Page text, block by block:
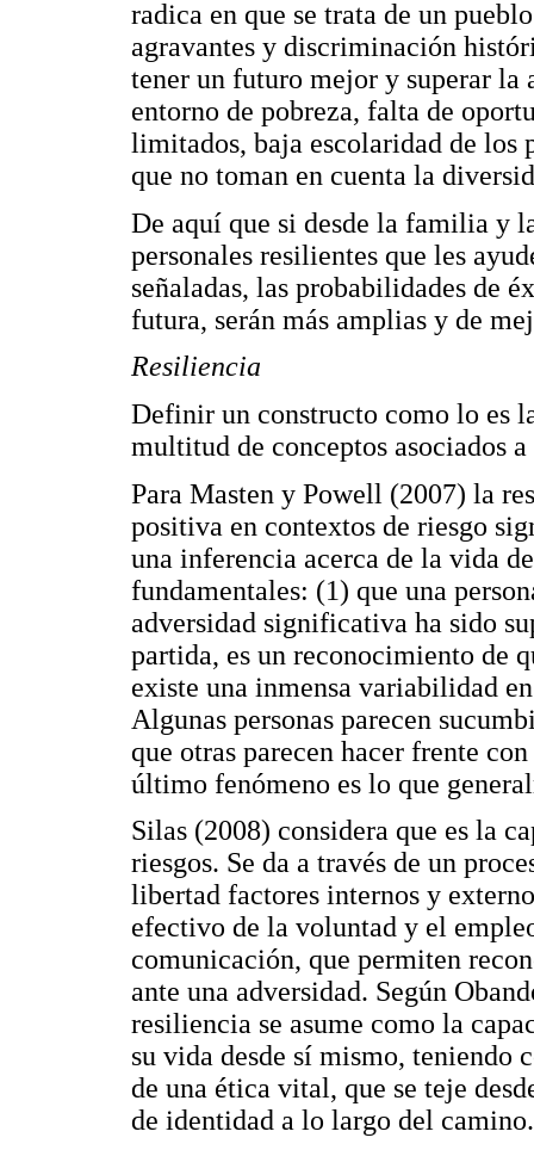
radica en que se trata de un
agravantes y discriminación
tener un futuro mejor y superar la
entorno de pobreza, falta de
limitados, baja escolaridad de los
que no toman en cuenta la
De aquí que si desde la familia y
personales resilientes que les
señaladas, las probabilidades de
futura, serán más amplias y de
Resiliencia
Definir un constructo como lo es
multitud de conceptos asociados
Para Masten y Powell (2007) la
positiva en contextos de riesgo
una inferencia acerca de la vida
fundamentales: (1) que una
adversidad significativa ha sido
partida, es un reconocimiento de
existe una inmensa variabilidad
Algunas personas parecen
que otras parecen hacer frente
último fenómeno es lo que
Silas (2008) considera que es la
riesgos. Se da a través de un
libertad factores internos y
efectivo de la voluntad y el
comunicación, que permiten
ante una adversidad. Según
resiliencia se asume como la
su vida desde sí mismo, teniendo
de una ética vital, que se teje
de identidad a lo largo del camino.